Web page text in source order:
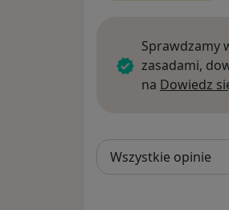
Sprawdzamy
zasadami,
na Dowiedz